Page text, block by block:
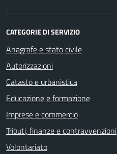
CATEGORIE DI SERVIZIO
Anagrafe e stato civile
Autorizzazioni
Catasto e urbanistica
Educazione e formazione
Imprese e commercio
Tributi, finanze e contravvenzioni
Volontariato